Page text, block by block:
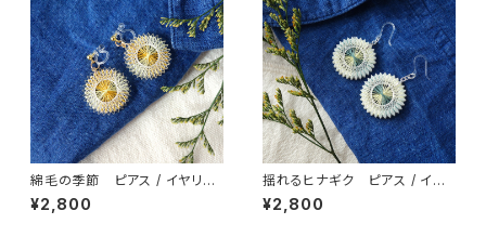
綿毛の季節 ピアス / イヤリン
グ / ノンホールピアス
¥2,800
揺れるヒナギク ピアス / イヤ
リング / ノンホールピアス
¥2,800